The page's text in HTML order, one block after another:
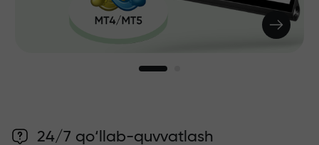
24/7 qo‘llab-quvvatlash